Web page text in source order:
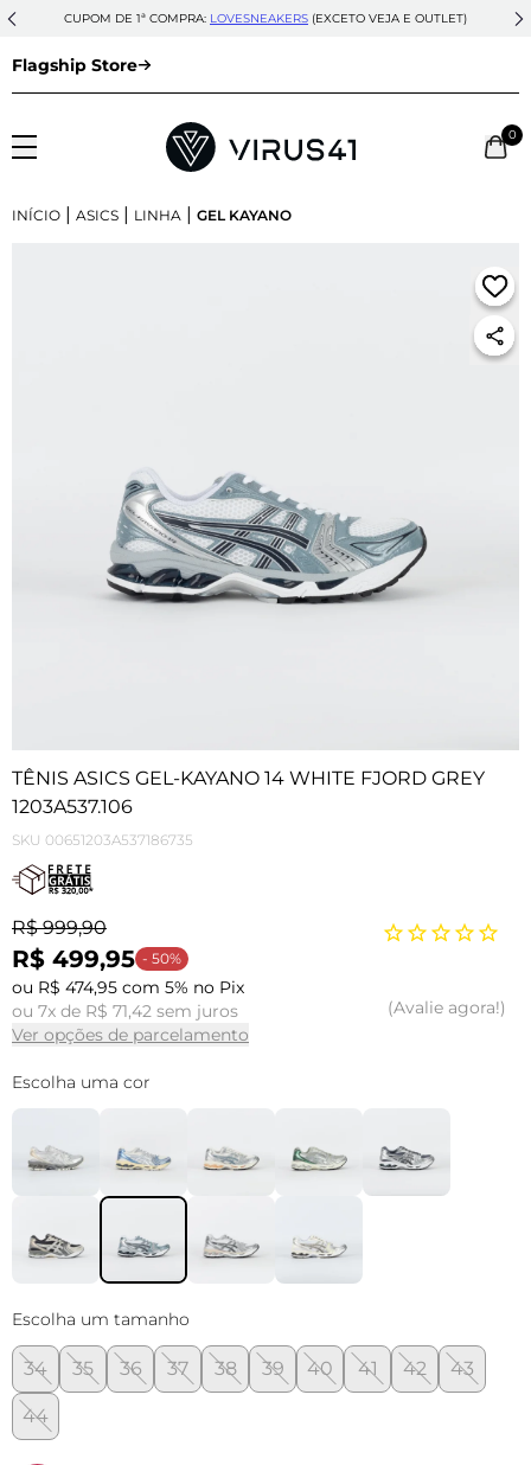
CUPOM DE 1ª COMPRA: LOVESNEAKERS (EXCETO VEJA E OUTLET)
Flagship Store
0
INÍCIO | ASICS | LINHA | GEL KAYANO
TÊNIS ASICS GEL-KAYANO 14 WHITE FJORD GREY
1203A537.106
SKU 00651203A537186735
R$ 999,90
R$ 499,95 - 50%
ou R$ 474,95 com 5% no Pix
ou 7x de R$ 71,42 sem juros
Ver opções de parcelamento
Avalie agora!
Escolha uma cor
Escolha um tamanho
34 35 36 37 38 39 40 41 42 43
44